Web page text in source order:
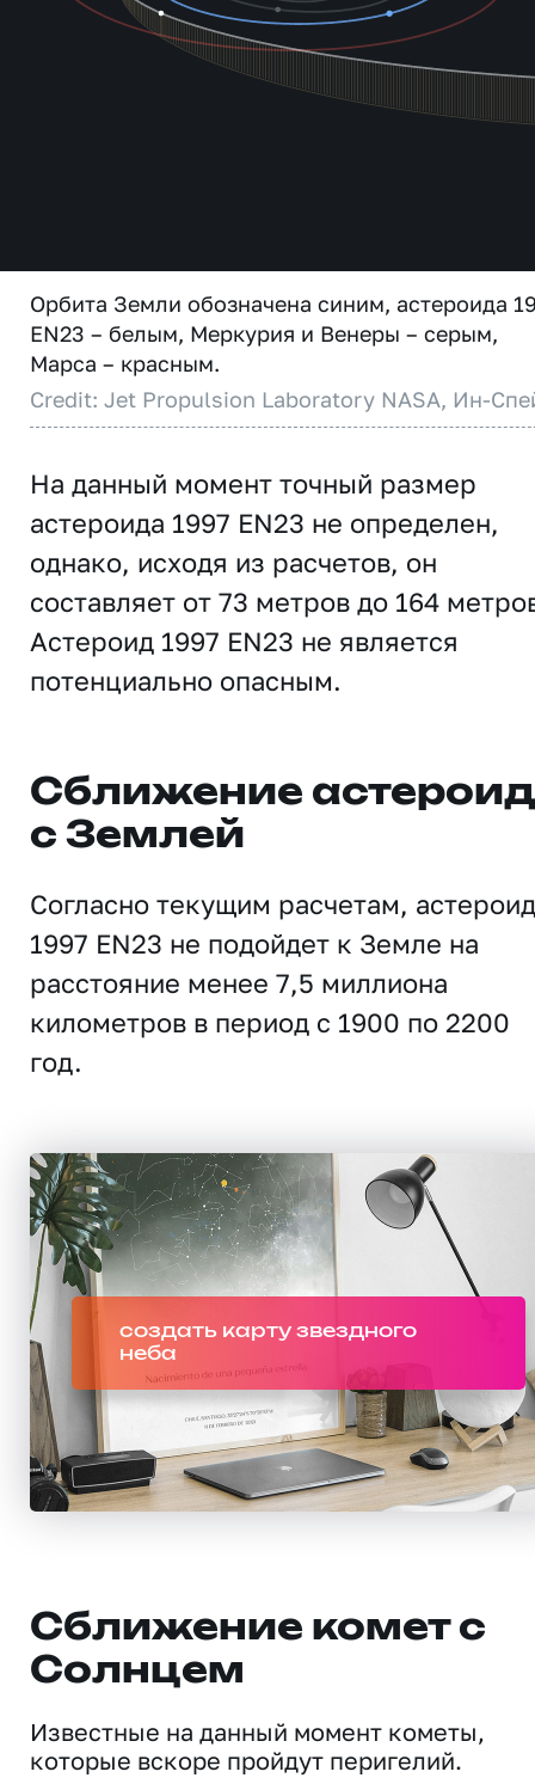
Орбита Земли обозначена синим, астероида
EN23 – белым, Меркурия и Венеры – серым,
Марса – красным.
Credit: Jet Propulsion Laboratory NASA, Ин-
На данный момент точный размер
астероида 1997 EN23 не определен,
однако, исходя из расчетов, он
составляет от 73 метров до 164
Астероид 1997 EN23 не является
потенциально опасным.
Сближение
с Землей
Согласно текущим расчетам, астероид
1997 EN23 не подойдет к Земле на
расстояние менее 7,5 миллиона
километров в период с 1900 по 2200
год.
создать карту звездного
неба
Сближение комет с
Солнцем
Известные на данный момент кометы,
которые вскоре пройдут перигелий.